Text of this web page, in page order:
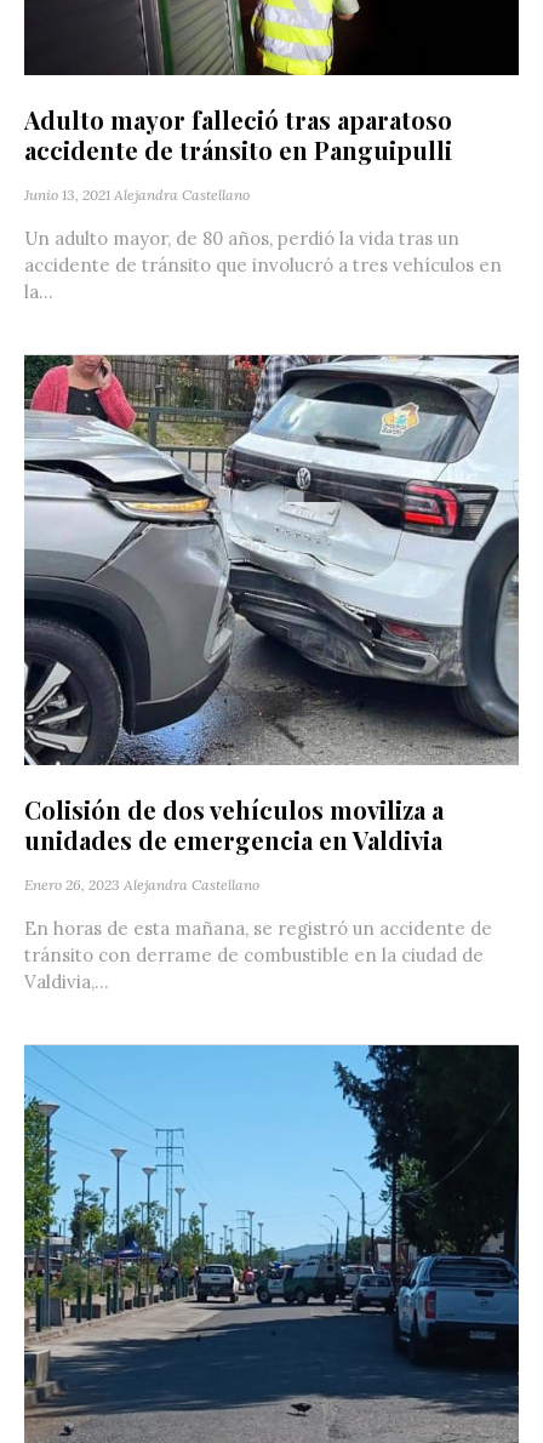
Adulto mayor falleció tras aparatoso
accidente de tránsito en Panguipulli
Junio 13, 2021 Alejandra Castellano
Un adulto mayor, de 80 años, perdió la vida tras un
accidente de tránsito que involucró a tres vehículos en
la...
Colisión de dos vehículos moviliza a
unidades de emergencia en Valdivia
Enero 26, 2023 Alejandra Castellano
En horas de esta mañana, se registró un accidente de
tránsito con derrame de combustible en la ciudad de
Valdivia,...